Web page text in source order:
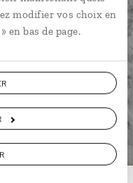
modifier vos choix en
en bas de page.
un spécialiste Italie
97